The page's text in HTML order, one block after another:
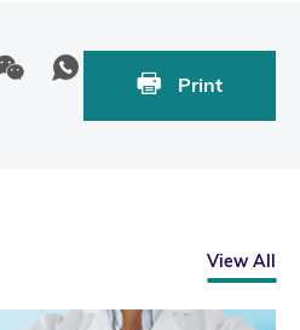
Print
View All